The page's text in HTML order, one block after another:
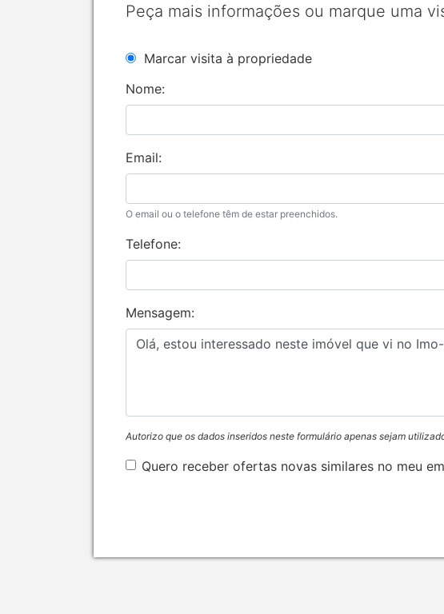
Peça mais informações ou marque uma
Marcar visita à propriedade
Nome:
Email:
O email ou o telefone têm de estar preenchidos.
Telefone:
Mensagem:
Autorizo que os dados inseridos neste formulário apenas sejam
Quero receber ofertas novas similares no meu